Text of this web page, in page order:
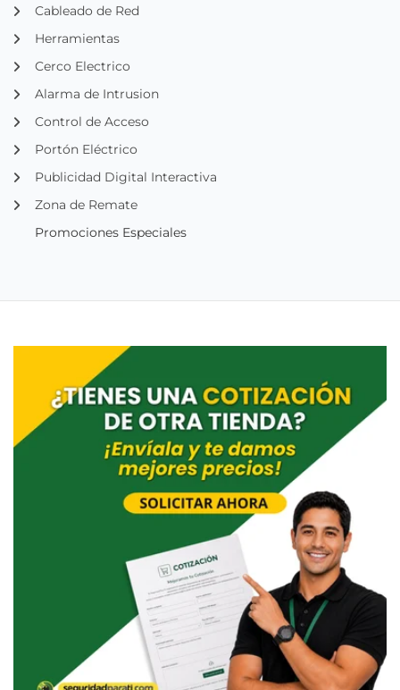
Cableado de Red
Herramientas
Cerco Electrico
Alarma de Intrusion
Control de Acceso
Portón Eléctrico
Publicidad Digital Interactiva
Zona de Remate
Promociones Especiales